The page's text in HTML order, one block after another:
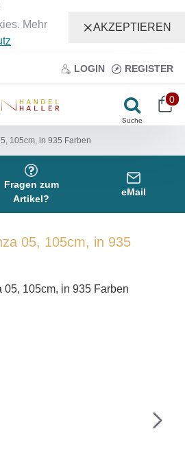
Mehr
AKZEPTIEREN
LOGIN REGISTER
0
105cm, in 935 Farben
Fragen zum
Artikel?
eMail
05, 105cm, in 935